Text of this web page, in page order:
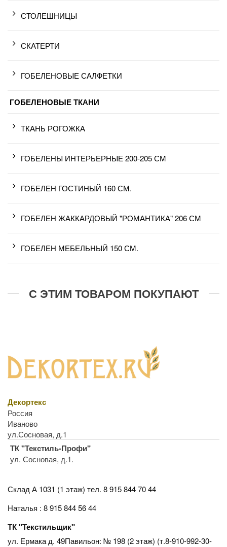
СТОЛЕШНИЦЫ
СКАТЕРТИ
ГОБЕЛЕНОВЫЕ САЛФЕТКИ
ГОБЕЛЕНОВЫЕ ТКАНИ
ТКАНЬ РОГОЖКА
ГОБЕЛЕНЫ ИНТЕРЬЕРНЫЕ 200-205 СМ
ГОБЕЛЕН ГОСТИНЫЙ 160 СМ.
ГОБЕЛЕН ЖАККАРДОВЫЙ "РОМАНТИКА" 206 СМ
ГОБЕЛЕН МЕБЕЛЬНЫЙ 150 СМ.
С ЭТИМ ТОВАРОМ ПОКУПАЮТ
Декортекс
Россия
Иваново
ул.Сосновая, д.1
ТК "Текстиль-Профи"
ул. Сосновая, д.1.
Склад А 1031 (1 этаж) тел. 8 915 844 70 44
Наталья : 8 915 844 56 44
ТК "Текстильщик"
ул. Ермака д. 49Павильон: № 198 (2 этаж) (т.8-910-992-30-